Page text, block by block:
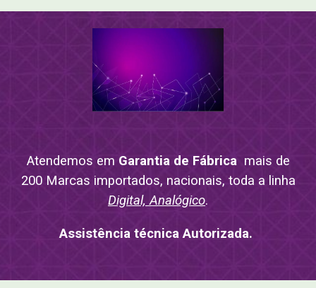
Atendemos em Garantia de Fábricamais de
200 Marcas importados, nacionais, toda a linha
Digital, Analógico.
Assistência técnica Autorizada.